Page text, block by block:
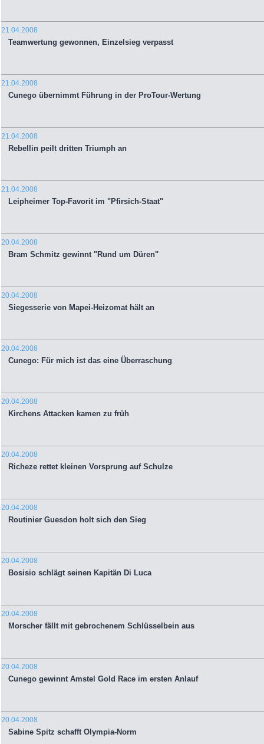
21.04.2008
Teamwertung gewonnen, Einzelsieg verpasst
21.04.2008
Cunego übernimmt Führung in der ProTour-Wertung
21.04.2008
Rebellin peilt dritten Triumph an
21.04.2008
Leipheimer Top-Favorit im "Pfirsich-Staat"
20.04.2008
Bram Schmitz gewinnt "Rund um Düren"
20.04.2008
Siegesserie von Mapei-Heizomat hält an
20.04.2008
Cunego: Für mich ist das eine Überraschung
20.04.2008
Kirchens Attacken kamen zu früh
20.04.2008
Richeze rettet kleinen Vorsprung auf Schulze
20.04.2008
Routinier Guesdon holt sich den Sieg
20.04.2008
Bosisio schlägt seinen Kapitän Di Luca
20.04.2008
Morscher fällt mit gebrochenem Schlüsselbein aus
20.04.2008
Cunego gewinnt Amstel Gold Race im ersten Anlauf
20.04.2008
Sabine Spitz schafft Olympia-Norm